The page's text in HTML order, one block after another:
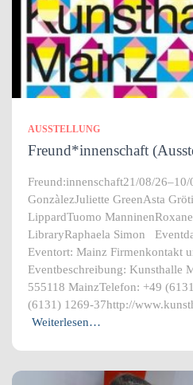
AUSSTELLUNG
Freund*innenschaft
Freund:innenschaft21/08/
GonzàlezJuliette GreenAsta
LippardTuomo
LibraryRaphaela Simon
Eventort: Mainz Firmenkontakt
Eventbeschreibung: Kunsthalle
555118 MainzTelefon: +49
(6131) 1269-37http://
Weiterlesen…